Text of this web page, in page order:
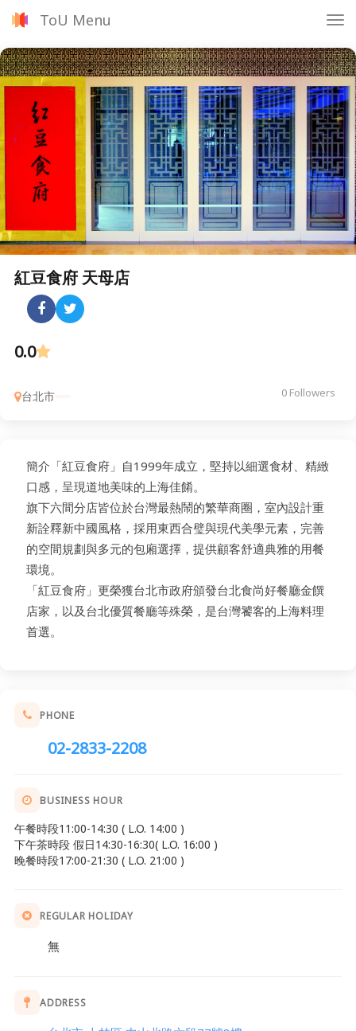
ToU Menu
紅豆食府 天母店
0.0
台北市 0 Followers
簡介「紅豆食府」自1999年成立，堅持以細選食材、精緻
口感，呈現道地美味的上海佳餚。
旗下六間分店皆位於台灣最熱鬧的繁華商圈，室內設計重
新詮釋新中國風格，採用東西合璧與現代美學元素，完善
的空間規劃與多元的包廂選擇，提供顧客舒適典雅的用餐
環境。
「紅豆食府」更榮獲台北市政府頒發台北食尚好餐廳金饌
店家，以及台北優質餐廳等殊榮，是台灣饕客的上海料理
首選。
PHONE
02-2833-2208
BUSINESS HOUR
午餐時段11:00-14:30 ( L.O. 14:00 )
下午茶時段 假日14:30-16:30( L.O. 16:00 )
晚餐時段17:00-21:30 ( L.O. 21:00 )
REGULAR HOLIDAY
無
ADDRESS